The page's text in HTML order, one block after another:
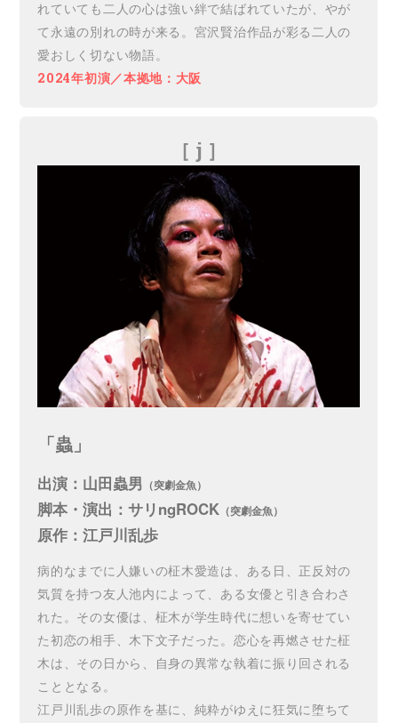
れていても二人の心は強い絆で結ばれていたが、やが
て永遠の別れの時が来る。宮沢賢治作品が彩る二人の
愛おしく切ない物語。
2024年初演／本拠地：大阪
［ j ］
「蟲」
出演：山田蟲男 （突劇金魚）
脚本・演出：サリngROCK （突劇金魚）
原作：江戸川乱歩
病的なまでに人嫌いの柾木愛造は、ある日、正反対の
気質を持つ友人池内によって、ある女優と引き合わさ
れた。その女優は、柾木が学生時代に想いを寄せてい
た初恋の相手、木下文子だった。恋心を再燃させた柾
木は、その日から、自身の異常な執着に振り回される
こととなる。
江戸川乱歩の原作を基に、純粋がゆえに狂気に堕ちて